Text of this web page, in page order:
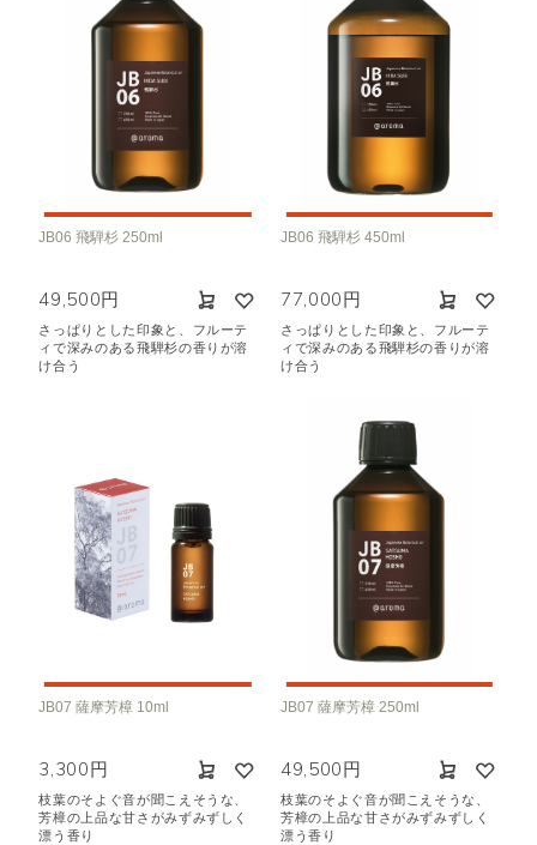
JB06 飛騨杉 250ml
49,500円
さっぱりとした印象と、フルーテ
ィで深みのある飛騨杉の香りが溶
け合う
JB06 飛騨杉 450ml
77,000円
さっぱりとした印象と、フルーテ
ィで深みのある飛騨杉の香りが溶
け合う
JB07 薩摩芳樟 10ml
3,300円
枝葉のそよぐ音が聞こえそうな、
芳樟の上品な甘さがみずみずしく
漂う香り
JB07 薩摩芳樟 250ml
49,500円
枝葉のそよぐ音が聞こえそうな、
芳樟の上品な甘さがみずみずしく
漂う香り